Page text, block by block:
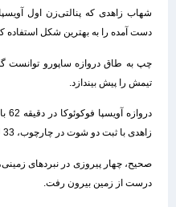
شهاب زاهدی که پنالتی‌زن اول
دست آمده را به بهترین شکل استفاده
چپ به طاق دروازه ساپورو توانست گل
تیمش را پیش بیندازد.
دروازه
زاهدی با ثبت دو شوت در چارچوب، 33 لمس توپ، هشت پاس
صحیح، چهار پیروزی در نبردهای
درست از زمین بیرون رفت.